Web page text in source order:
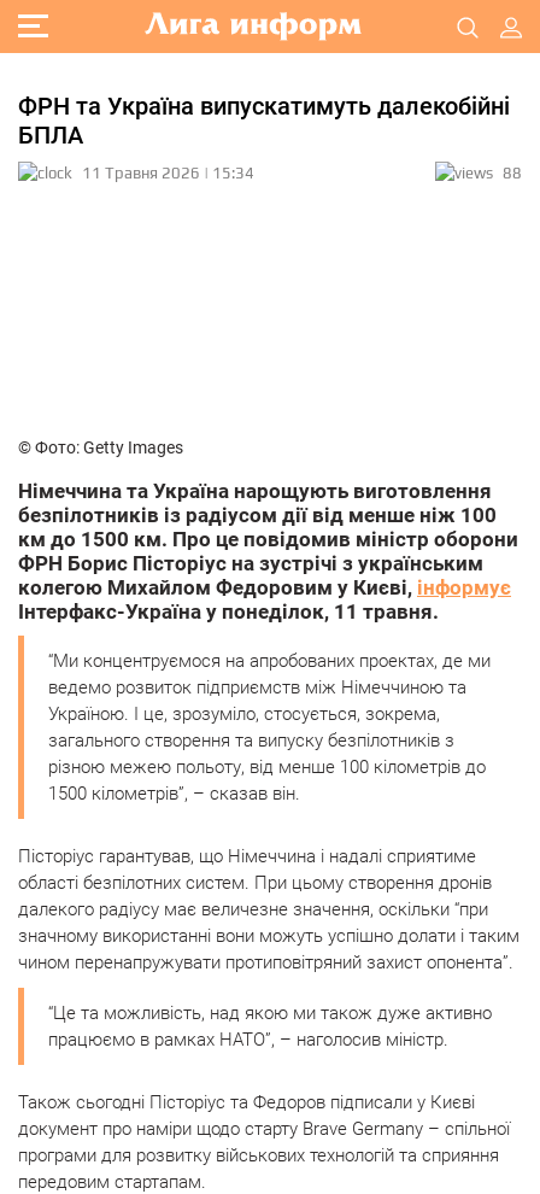
ФРН та Україна випускатимуть далекобійні
БПЛА
11 Травня 2026 | 15:34 88
© Фото: Getty Images
Німеччина та Україна нарощують виготовлення
безпілотників із радіусом дії від менше ніж 100
км до 1500 км. Про це повідомив міністр оборони
ФРН Борис Пісторіус на зустрічі з українським
колегою Михайлом Федоровим у Києві, інформує
Інтерфакс-Україна у понеділок, 11 травня.
“Ми концентруємося на апробованих проектах, де ми
ведемо розвиток підприємств між Німеччиною та
Україною. І це, зрозуміло, стосується, зокрема,
загального створення та випуску безпілотників з
різною межею польоту, від менше 100 кілометрів до
1500 кілометрів”, – сказав він.
Пісторіус гарантував, що Німеччина і надалі сприятиме
області безпілотних систем. При цьому створення дронів
далекого радіусу має величезне значення, оскільки “при
значному використанні вони можуть успішно долати і таким
чином перенапружувати протиповітряний захист опонента”.
“Це та можливість, над якою ми також дуже активно
працюємо в рамках НАТО”, – наголосив міністр.
Також сьогодні Пісторіус та Федоров підписали у Києві
документ про наміри щодо старту Brave Germany – спільної
програми для розвитку військових технологій та сприяння
передовим стартапам.